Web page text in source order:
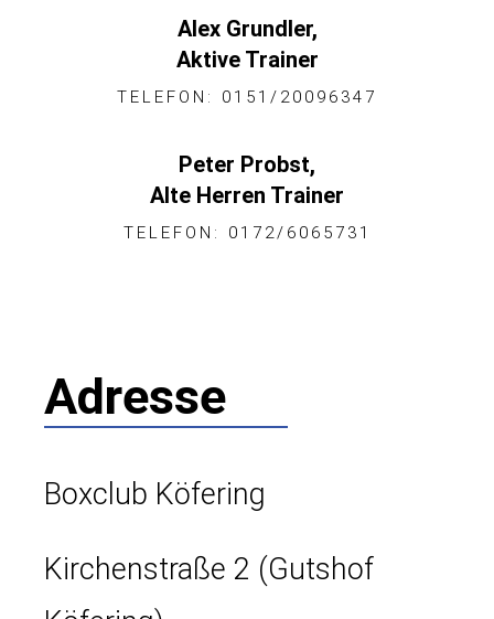
Alex Grundler,
Aktive Trainer
TELEFON: 0151/20096347
Peter Probst,
Alte Herren Trainer
TELEFON: 0172/6065731
Adresse
Boxclub Köfering
Kirchenstraße 2 (Gutshof